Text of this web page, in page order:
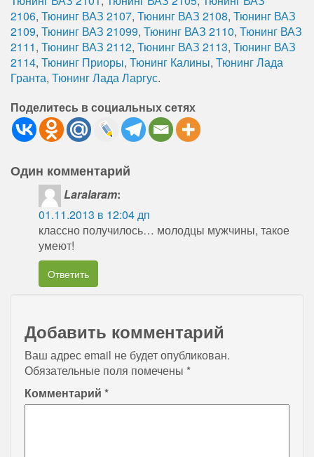
2106, Тюнинг ВАЗ 2107, Тюнинг ВАЗ 2108, Тюнинг ВАЗ
2109, Тюнинг ВАЗ 21099, Тюнинг ВАЗ 2110, Тюнинг ВАЗ
2111, Тюнинг ВАЗ 2112, Тюнинг ВАЗ 2113, Тюнинг ВАЗ
2114, Тюнинг Приоры, Тюнинг Калины, Тюнинг Лада
Гранта, Тюнинг Лада Ларгус.
Поделитесь в социальных сетях
Один комментарий
Laralaram:
01.11.2013 в 12:04 дп
классно получилось… молодцы мужчины, такое
умеют!
Ответить
Добавить комментарий
Ваш адрес email не будет опубликован.
Обязательные поля помечены *
Комментарий *